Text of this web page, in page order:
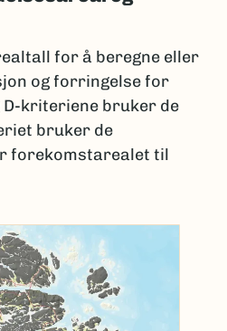
for å beregne eller
og forringelse for
D-kriteriene bruker de
bruker de
forekomstarealet til